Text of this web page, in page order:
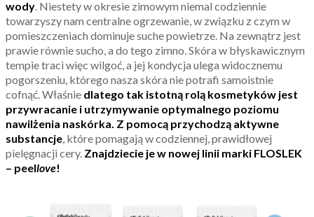
wody. Niestety w okresie zimowym niemal codziennie
towarzyszy nam centralne ogrzewanie, w związku z czym w
pomieszczeniach dominuje suche powietrze. Na zewnątrz jest
prawie równie sucho, a do tego zimno. Skóra w błyskawicznym
tempie traci więc wilgoć, a jej kondycja ulega widocznemu
pogorszeniu, którego nasza skóra nie potrafi samoistnie
cofnąć. Właśnie dlatego tak istotną rolą kosmetyków jest
przywracanie i utrzymywanie optymalnego poziomu
nawilżenia naskórka. Z pomocą przychodzą aktywne
substancje, które pomagają w codziennej, prawidłowej
pielęgnacji cery. Znajdziecie je w nowej linii marki FLOSLEK
– peellove!